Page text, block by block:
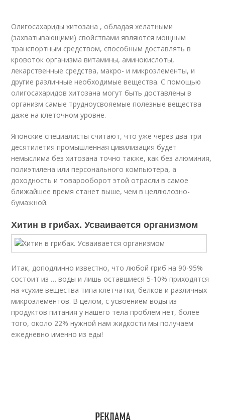
Олигосахариды хитозана , обладая хелатными
(захватывающими) свойствами являются мощным
транспортным средством, способным доставлять в
кровоток организма витамины, аминокислоты,
лекарственные средства, макро- и микроэлементы, и
другие различные необходимые вещества. С помощью
олигосахаридов хитозана могут быть доставлены в
организм самые трудноусвояемые полезные вещества
даже на клеточном уровне.
Японские специалисты считают, что уже через два три
десятилетия промышленная цивилизация будет
немыслима без хитозана точно также, как без алюминия,
полиэтилена или персонального компьютера, а
доходность и товарооборот этой отрасли в самое
ближайшее время станет выше, чем в целлюлозно-
бумажной.
Хитин в грибах. Усваивается организмом
Итак, доподлинно известно, что любой гриб на 90-95%
состоит из … воды и лишь оставшиеся 5-10% приходятся
на «сухие вещества типа клетчатки, белков и различных
микроэлементов. В целом, с усвоением воды из
продуктов питания у нашего тела проблем нет, более
того, около 22% нужной нам жидкости мы получаем
ежедневно именно из еды!